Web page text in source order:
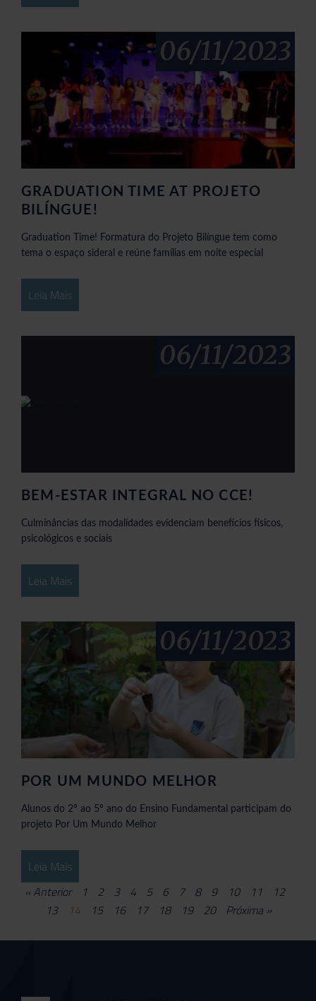
GRADUATION TIME AT PROJETO
BILÍNGUE!
06/11/2023
Graduation Time! Formatura do Projeto Bilíngue tem como
tema o espaço sideral e reúne famílias em noite especial
Leia Mais
BEM-ESTAR INTEGRAL NO CCE!
06/11/2023
Culminâncias das modalidades evidenciam benefícios físicos,
psicológicos e sociais
Leia Mais
POR UM MUNDO MELHOR
06/11/2023
Alunos do 2º ao 5º ano do Ensino Fundamental participam do
projeto Por Um Mundo Melhor
Leia Mais
« Anterior
1 2 3 4 5 6 7 8 9 10 11
12
13
14 15 16 17 18 19 20 Próxima »